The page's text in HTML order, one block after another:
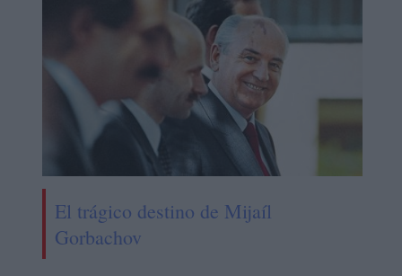
El trágico destino de Mijaíl
Gorbachov